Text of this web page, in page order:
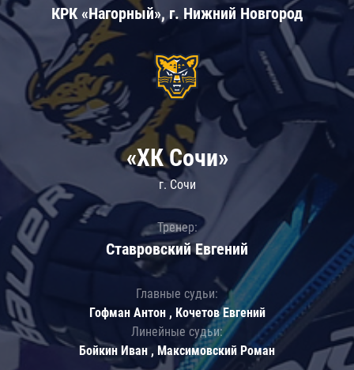
КРК «Нагорный», г. Нижний Новгород
«ХК Сочи»
г. Сочи
Тренер:
Ставровский Евгений
Главные судьи:
Гофман Антон , Кочетов Евгений
Линейные судьи:
Бойкин Иван , Максимовский Роман